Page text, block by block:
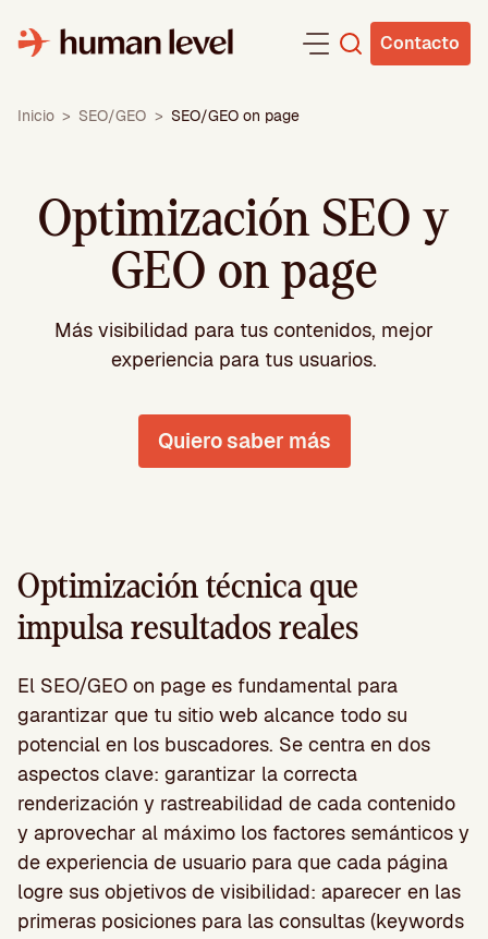
contenido
Contacto
Inicio > SEO/GEO > SEO/GEO on page
Optimización SEO y
GEO on page
Más visibilidad para tus contenidos, mejor
experiencia para tus usuarios.
Quiero saber más
Optimización técnica que
impulsa resultados reales
El SEO/GEO on page es fundamental para
garantizar que tu sitio web alcance todo su
potencial en los buscadores. Se centra en dos
aspectos clave: garantizar la correcta
renderización y rastreabilidad de cada contenido
y aprovechar al máximo los factores semánticos y
de experiencia de usuario para que cada página
logre sus objetivos de visibilidad: aparecer en las
primeras posiciones para las consultas (keywords